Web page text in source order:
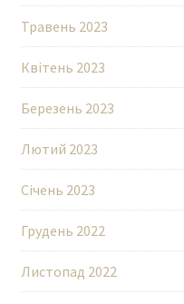
Травень 2023
Квітень 2023
Березень 2023
Лютий 2023
Січень 2023
Грудень 2022
Листопад 2022